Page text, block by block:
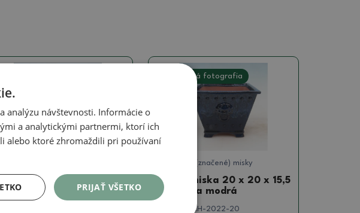
miska 36 x 29 x 9
farba hnedá
Skutočná fotografia
Signované (značené) misky
Bonsai miska 20 x 20 x 15,5
cm, farba modrá
1167-CH-2022-20
analýzu návštevnosti. Informácie o
a analytickými partnermi, ktorí ich
alebo ktoré zhromaždili pri používaní
PRIJAŤ VŠETKO